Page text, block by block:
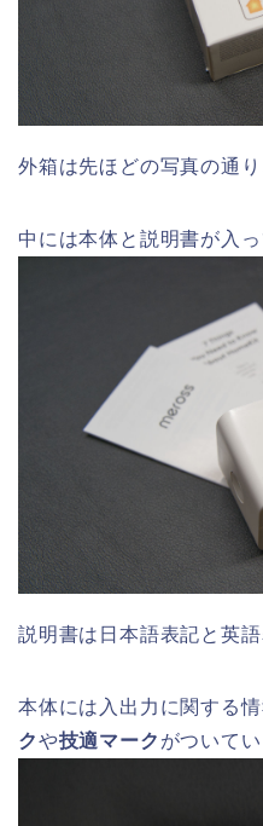
外箱は先ほどの写真の通り
中には本体と説明書が入っ
説明書は日本語表記と英語
本体には入出力に関する情
クや技適マーク がついてい